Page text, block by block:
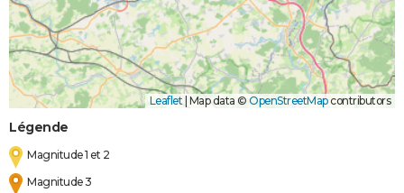
Leaflet Map data © OpenStreetMapcontributors
Légende
Magnitude 1 et 2
Magnitude 3